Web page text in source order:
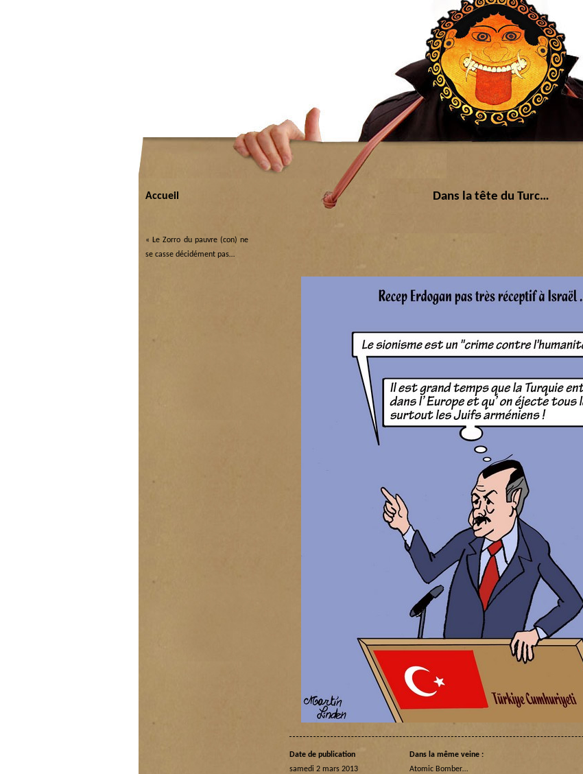
Accueil Dans la tête du Turc…
« Le Zorro du pauvre (con) ne
se casse décidément pas…
Date de publication
samedi 2 mars 2013
Dans la même veine :
Atomic Bomber…